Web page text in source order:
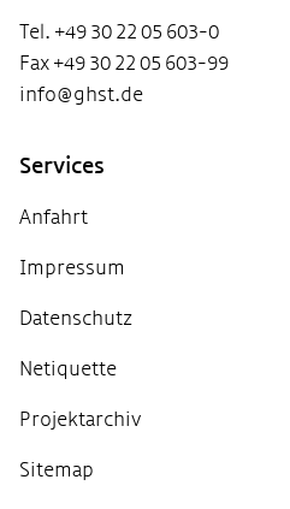
Tel. +49 30 22 05 603-0
Fax +49 30 22 05 603-99
info@ghst.de
Services
Anfahrt
Impressum
Datenschutz
Netiquette
Projektarchiv
Sitemap